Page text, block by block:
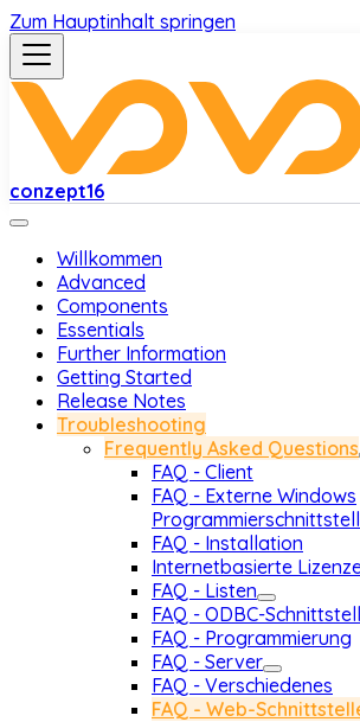
Zum Hauptinhalt springen
conzept16
Willkommen
Advanced
Components
Essentials
Further Information
Getting Started
Release Notes
Troubleshooting
Frequently Asked Questions
FAQ - Client
FAQ - Externe Windows
FAQ - Installation
Internetbasierte
FAQ - Listen
FAQ - ODBC-
FAQ - Programmierung
FAQ - Server
FAQ - Verschiedenes
FAQ - Web-